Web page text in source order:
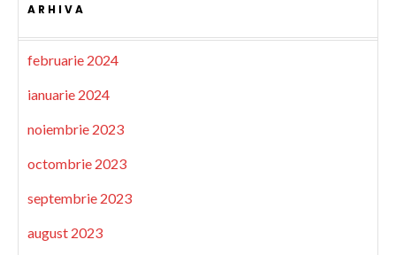
ARHIVA
februarie 2024
ianuarie 2024
noiembrie 2023
octombrie 2023
septembrie 2023
august 2023